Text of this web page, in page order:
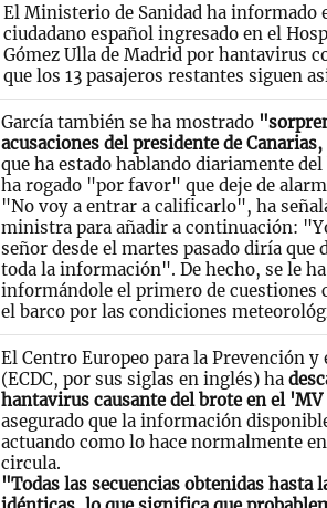
El Ministerio de Sanidad ha informado
ciudadano español ingresado en el
Gómez Ulla de Madrid por hantavirus
que los 13 pasajeros restantes siguen
García también se ha mostrado
acusaciones del presidente de Canarias,
que ha estado hablando diariamente
ha rogado "por favor" que deje de
"No voy a entrar a calificarlo", ha
ministra para añadir a continuación:
señor desde el martes pasado diría
toda la información". De hecho, se le
informándole el primero de cuestiones
el barco por las condiciones
El Centro Europeo para la Prevención
(ECDC, por sus siglas en inglés) ha
hantavirus causante del brote en el
asegurado que la información
actuando como lo hace normalmente
circula.
"Todas las secuencias obtenidas hasta